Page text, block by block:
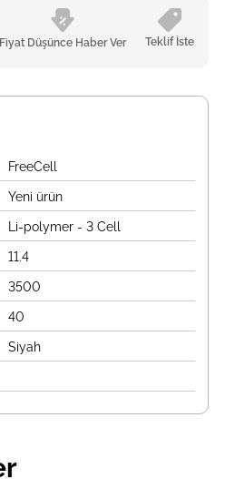
Fiyat Düşünce Haber Ver Teklif İste
FreeCell
Yeni ürün
Li-polymer - 3 Cell
11.4
3500
40
Siyah